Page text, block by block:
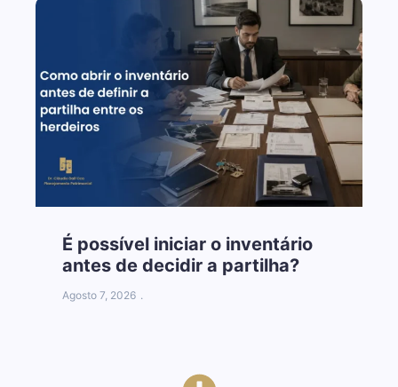
É possível iniciar o inventário
antes de decidir a partilha?
Agosto 7, 2026